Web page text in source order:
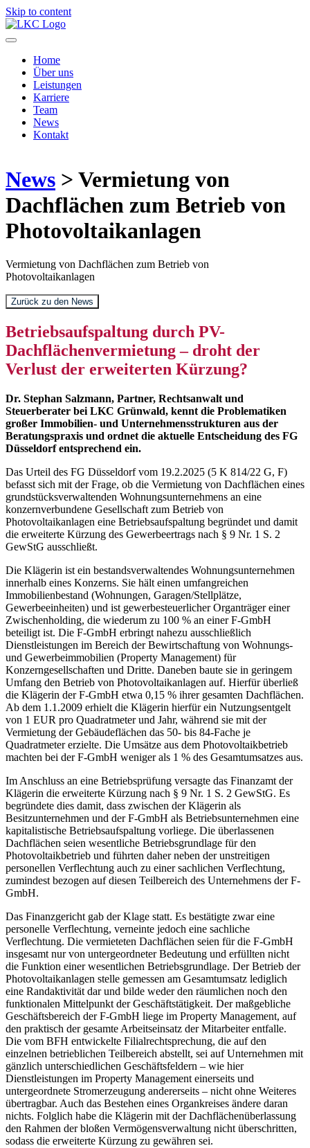
Skip to content
Home
Über uns
Leistungen
Karriere
Team
News
Kontakt
News > Vermietung von
Dachflächen zum Betrieb von
Photovoltaikanlagen
Vermietung von Dachflächen zum Betrieb von
Photovoltaikanlagen
Zurück zu den News
Betriebsaufspaltung durch PV-
Dachflächenvermietung – droht der
Verlust der erweiterten Kürzung?
Dr. Stephan Salzmann, Partner, Rechtsanwalt und
Steuerberater bei LKC Grünwald, kennt die Problematiken
großer Immobilien- und Unternehmensstrukturen aus der
Beratungspraxis und ordnet die aktuelle Entscheidung des FG
Düsseldorf entsprechend ein.
Das Urteil des FG Düsseldorf vom 19.2.2025 (5 K 814/22 G, F)
befasst sich mit der Frage, ob die Vermietung von Dachflächen eines
grundstücksverwaltenden Wohnungsunternehmens an eine
konzernverbundene Gesellschaft zum Betrieb von
Photovoltaikanlagen eine Betriebsaufspaltung begründet und damit
die erweiterte Kürzung des Gewerbeertrags nach § 9 Nr. 1 S. 2
GewStG ausschließt.
Die Klägerin ist ein bestandsverwaltendes Wohnungsunternehmen
innerhalb eines Konzerns. Sie hält einen umfangreichen
Immobilienbestand (Wohnungen, Garagen/Stellplätze,
Gewerbeeinheiten) und ist gewerbesteuerlicher Organträger einer
Zwischenholding, die wiederum zu 100 % an einer F-GmbH
beteiligt ist. Die F-GmbH erbringt nahezu ausschließlich
Dienstleistungen im Bereich der Bewirtschaftung von Wohnungs-
und Gewerbeimmobilien (Property Management) für
Konzerngesellschaften und Dritte. Daneben baute sie in geringem
Umfang den Betrieb von Photovoltaikanlagen auf. Hierfür überließ
die Klägerin der F-GmbH etwa 0,15 % ihrer gesamten Dachflächen.
Ab dem 1.1.2009 erhielt die Klägerin hierfür ein Nutzungsentgelt
von 1 EUR pro Quadratmeter und Jahr, während sie mit der
Vermietung der Gebäudeflächen das 50- bis 84‑Fache je
Quadratmeter erzielte. Die Umsätze aus dem Photovoltaikbetrieb
machten bei der F-GmbH weniger als 1 % des Gesamtumsatzes aus.
Im Anschluss an eine Betriebsprüfung versagte das Finanzamt der
Klägerin die erweiterte Kürzung nach § 9 Nr. 1 S. 2 GewStG. Es
begründete dies damit, dass zwischen der Klägerin als
Besitzunternehmen und der F-GmbH als Betriebsunternehmen eine
kapitalistische Betriebsaufspaltung vorliege. Die überlassenen
Dachflächen seien wesentliche Betriebsgrundlage für den
Photovoltaikbetrieb und führten daher neben der unstreitigen
personellen Verflechtung auch zu einer sachlichen Verflechtung,
zumindest bezogen auf diesen Teilbereich des Unternehmens der F-
GmbH.
Das Finanzgericht gab der Klage statt. Es bestätigte zwar eine
personelle Verflechtung, verneinte jedoch eine sachliche
Verflechtung. Die vermieteten Dachflächen seien für die F-GmbH
insgesamt nur von untergeordneter Bedeutung und erfüllten nicht
die Funktion einer wesentlichen Betriebsgrundlage. Der Betrieb der
Photovoltaikanlagen stelle gemessen am Gesamtumsatz lediglich
eine Randaktivität dar und bilde weder den räumlichen noch den
funktionalen Mittelpunkt der Geschäftstätigkeit. Der maßgebliche
Geschäftsbereich der F-GmbH liege im Property Management, auf
den praktisch der gesamte Arbeitseinsatz der Mitarbeiter entfalle.
Die vom BFH entwickelte Filialrechtsprechung, die auf den
einzelnen betrieblichen Teilbereich abstellt, sei auf Unternehmen mit
gänzlich unterschiedlichen Geschäftsfeldern – wie hier
Dienstleistungen im Property Management einerseits und
untergeordnete Stromerzeugung andererseits – nicht ohne Weiteres
übertragbar. Auch das Bestehen eines Organkreises ändere daran
nichts. Folglich habe die Klägerin mit der Dachflächenüberlassung
den Rahmen der bloßen Vermögensverwaltung nicht überschritten,
sodass die erweiterte Kürzung zu gewähren sei.